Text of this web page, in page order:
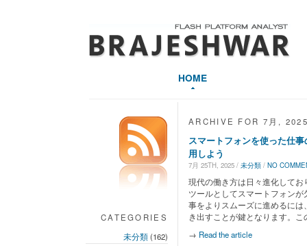
HOME
CATEGORIES
未分類(162)
ARCHIVE FOR 7月,
スマートフォンを使った仕
用しよう
7月 25TH, 2025 / 未分類 / NO
現代の働き方は日々進化して
ツールとしてスマートフォン
事をよりスムーズに進めるに
き出すことが鍵となります。こ
→ Read the article